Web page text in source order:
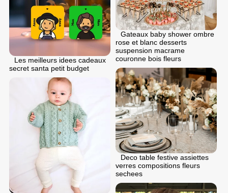
Gateaux baby shower ombre
rose et blanc desserts
suspension macrame
couronne bois fleurs
Les meilleurs idees cadeaux
secret santa petit budget
Deco table festive assiettes
verres compositions fleurs
sechees